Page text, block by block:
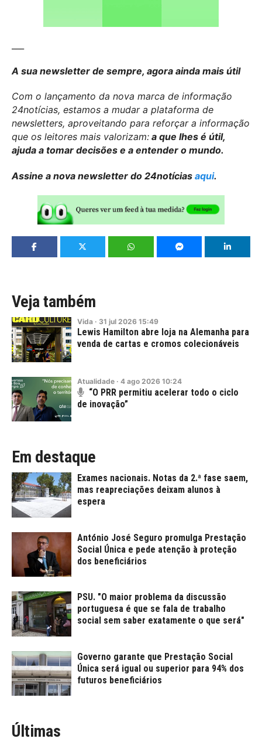
A sua newsletter de sempre, agora ainda mais útil
Com o lançamento da nova marca de informação
24notícias, estamos a mudar a plataforma de
newsletters, aproveitando para reforçar a informação
que os leitores mais valorizam: a que lhes é útil,
ajuda a tomar decisões e a entender o mundo.
Assine a nova newsletter do 24notícias aqui.
Veja também
Vida · 31 jul 2026 15:49
Lewis Hamilton abre loja na Alemanha para
venda de cartas e cromos colecionáveis
Atualidade · 4 ago 2026 10:24
“O PRR permitiu acelerar todo o ciclo
de inovação”
Em destaque
Exames nacionais. Notas da 2.ª fase saem,
mas reapreciações deixam alunos à
espera
António José Seguro promulga Prestação
Social Única e pede atenção à proteção
dos beneficiários
PSU. "O maior problema da discussão
portuguesa é que se fala de trabalho
social sem saber exatamente o que será"
Governo garante que Prestação Social
Única será igual ou superior para 94% dos
futuros beneficiários
Últimas